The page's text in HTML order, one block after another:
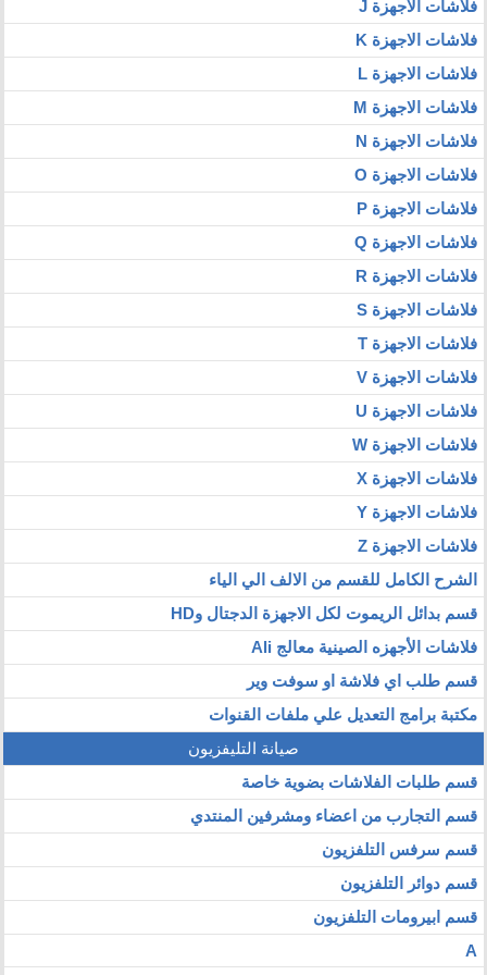
فلاشات الاجهزة J
فلاشات الاجهزة K
فلاشات الاجهزة L
فلاشات الاجهزة M
فلاشات الاجهزة N
فلاشات الاجهزة O
فلاشات الاجهزة P
فلاشات الاجهزة Q
فلاشات الاجهزة R
فلاشات الاجهزة S
فلاشات الاجهزة T
فلاشات الاجهزة V
فلاشات الاجهزة U
فلاشات الاجهزة W
فلاشات الاجهزة X
فلاشات الاجهزة Y
فلاشات الاجهزة Z
الشرح الكامل للقسم من الالف الي الياء
قسم بدائل الريموت لكل الاجهزة الدجتال وHD
فلاشات الأجهزه الصينية معالج Ali
قسم طلب اي فلاشة او سوفت وير
مكتبة برامج التعديل علي ملفات القنوات
صيانة التليفزيون
قسم طلبات الفلاشات بضوية خاصة
قسم التجارب من اعضاء ومشرفين المنتدي
قسم سرفس التلفزيون
قسم دوائر التلفزيون
قسم ابيرومات التلفزيون
A